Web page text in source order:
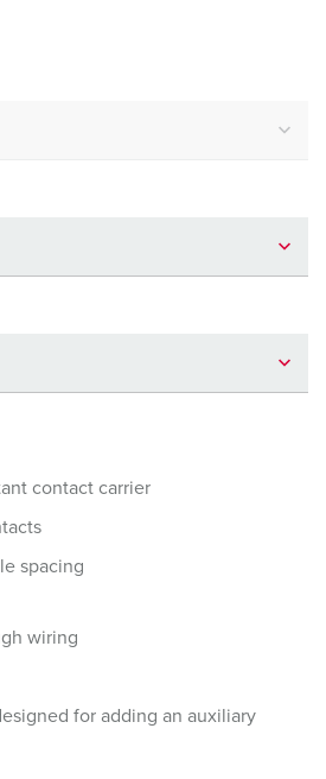
contact carrier
spacing
wiring
for adding an auxiliary